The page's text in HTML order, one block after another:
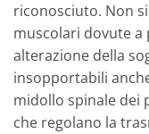
riconosciuto. Non
muscolari dovute a
alterazione della
insopportabili
midollo spinale dei
che regolano la